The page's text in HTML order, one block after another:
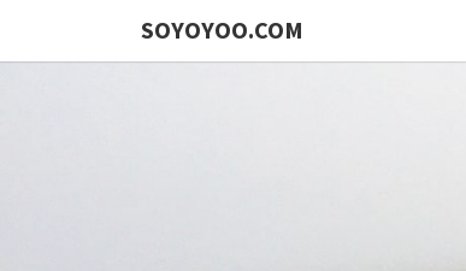
SOYOYOO.COM